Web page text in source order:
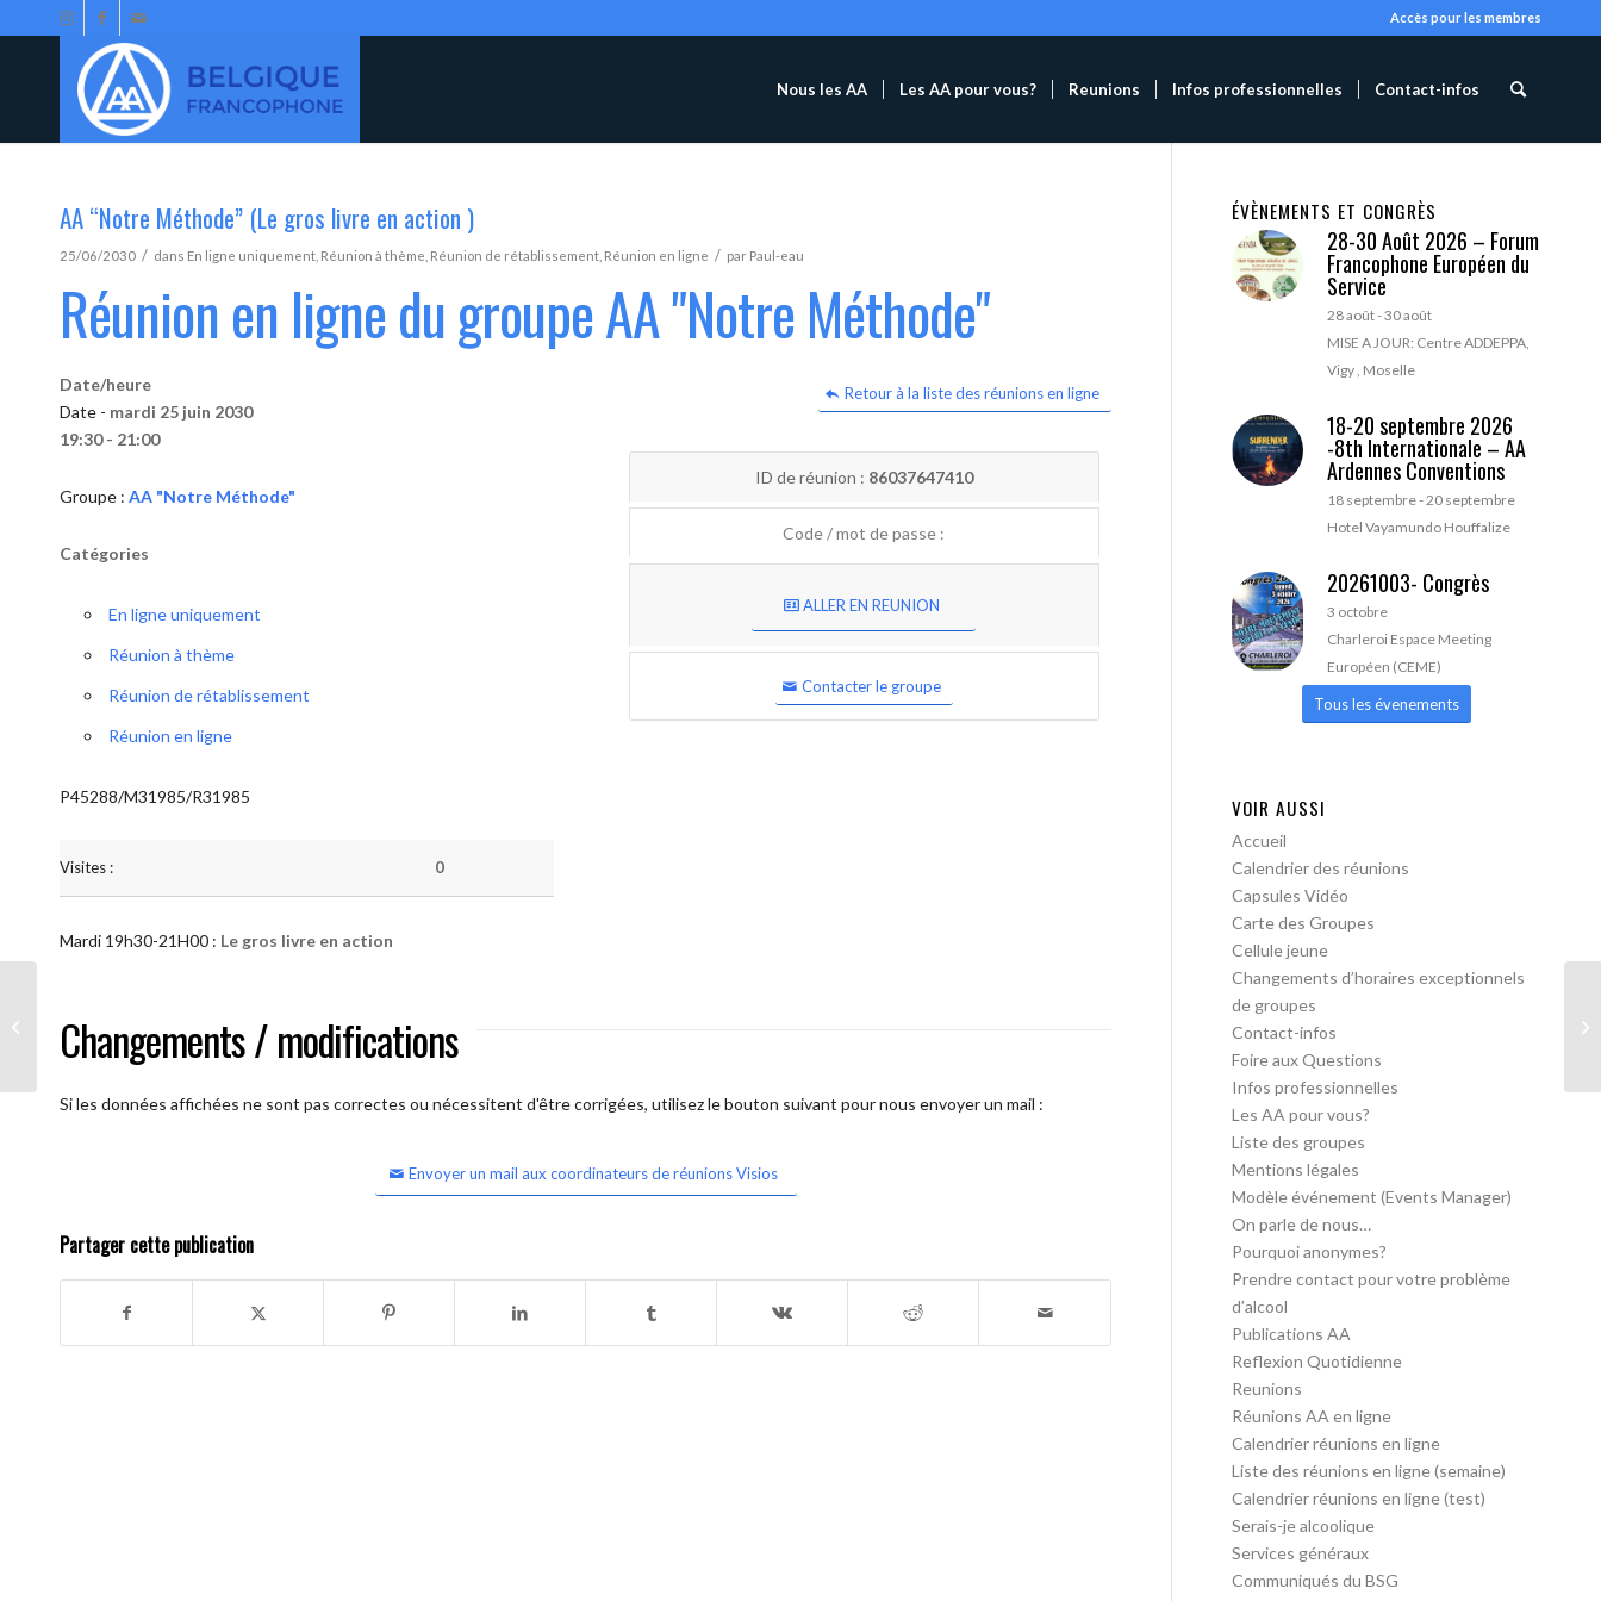
Accès pour les membres
Nous les AA Les AA pour vous? Reunions Infos professionnelles Contact-infos
AA “Notre Méthode” (Le gros livre en action )
25/06/2030 / dans En ligne uniquement Réunion à thème Réunion de rétablissement Réunion en ligne / par Paul-eau
Réunion en ligne du groupe AA "Notre Méthode"
Retour à la liste des réunions en ligne
Date/heure
Date - mardi 25 juin 2030
19:30 - 21:00
Groupe : AA "Notre Méthode"
Catégories
En ligne uniquement
Réunion à thème
Réunion de rétablissement
Réunion en ligne
P45288/M31985/R31985
Visites : 0
ID de réunion : 86037647410
Code / mot de passe :
ALLER EN REUNION
Contacter le groupe
Mardi 19h30-21H00 : Le gros livre en action
Changements / modifications
Si les données affichées ne sont pas correctes ou nécessitent d'être corrigées, utilisez le bouton suivant pour nous envoyer un mail :
Envoyer un mail aux coordinateurs de réunions Visios
Partager cette publication
ÉVÈNEMENTS ET CONGRÈS
28-30 Août 2026 – Forum
Francophone Européen du
Service
28 août-30 août
MISE A JOUR: Centre ADDEPPA,
Vigy , Moselle
18-20 septembre 2026
-8th Internationale – AA
Ardennes Conventions
18 septembre-20 septembre
Hotel Vayamundo Houffalize
20261003- Congrès
3 octobre
Charleroi Espace Meeting
Européen (CEME)
Tous les évenements
VOIR AUSSI
Accueil
Calendrier des réunions
Capsules Vidéo
Carte des Groupes
Cellule jeune
Changements d’horaires exceptionnels
de groupes
Contact-infos
Foire aux Questions
Infos professionnelles
Les AA pour vous?
Liste des groupes
Mentions légales
Modèle événement (Events Manager)
On parle de nous…
Pourquoi anonymes?
Prendre contact pour votre problème
d’alcool
Publications AA
Reflexion Quotidienne
Reunions
Réunions AA en ligne
Calendrier réunions en ligne
Liste des réunions en ligne (semaine)
Calendrier réunions en ligne (test)
Serais-je alcoolique
Services généraux
Communiqués du BSG
action )